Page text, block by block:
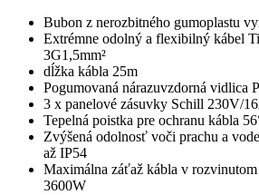
Bubon z nerozbitného gumoplastu
Extrémne odolný a flexibilný kábel
3G1,5mm²
dĺžka kábla 25m
Pogumovaná nárazuvzdorná vidlica
3 x panelové zásuvky Schill 230V/
Tepelná poistka pre ochranu kábla
Zvýšená odolnosť voči prachu a
až IP54
Maximálna záťaž kábla v
3600W